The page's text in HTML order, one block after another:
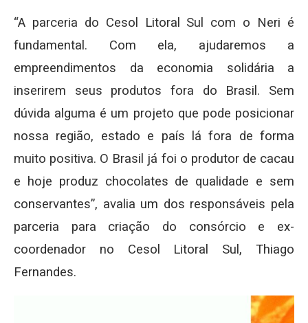
“A parceria do Cesol Litoral Sul com o Neri é
fundamental. Com ela, ajudaremos a
empreendimentos da economia solidária a
inserirem seus produtos fora do Brasil. Sem
dúvida alguma é um projeto que pode posicionar
nossa região, estado e país lá fora de forma
muito positiva. O Brasil já foi o produtor de cacau
e hoje produz chocolates de qualidade e sem
conservantes”, avalia um dos responsáveis pela
parceria para criação do consórcio e ex-
coordenador no Cesol Litoral Sul, Thiago
Fernandes.